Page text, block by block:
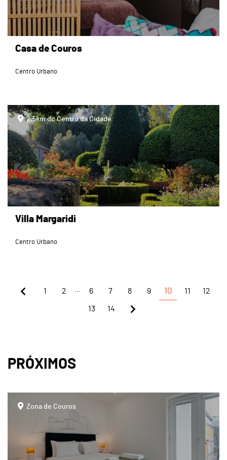
Casa de Couros
Centro Urbano
page
2,5km do Centro da Cidade
Villa Margaridi
Centro Urbano
1 2 6 7 8 9 10 11 12
13 14
PRÓXIMOS
Zona de Couros